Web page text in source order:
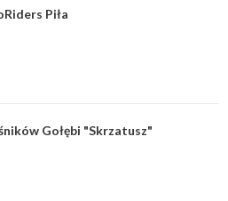
Piła
Gołębi "Skrzatusz"